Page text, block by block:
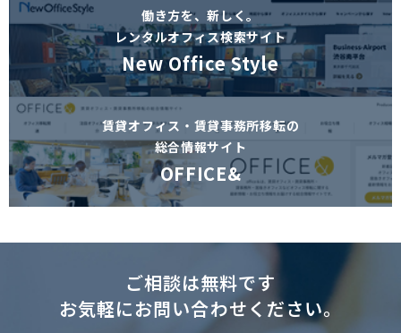
働き方を、新しく。
レンタルオフィス検索サイト
New Office Style
賃貸オフィス・賃貸事務所移転の
総合情報サイト
OFFICE&
ご相談は無料です
お気軽にお問い合わせください。